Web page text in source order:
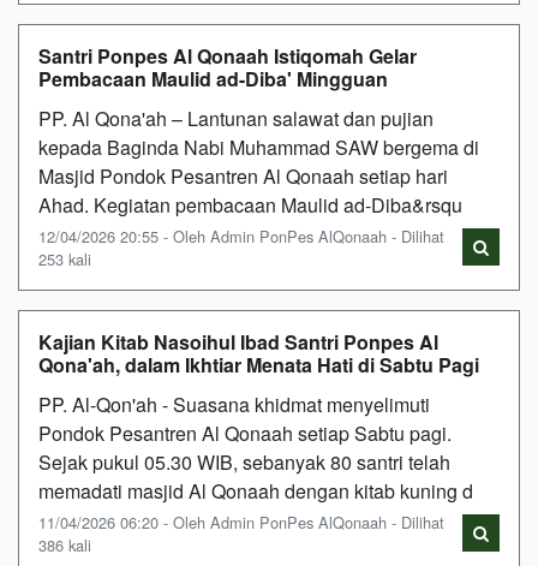
Santri Ponpes Al Qonaah Istiqomah Gelar
Pembacaan Maulid ad-Diba' Mingguan
PP. Al Qona'ah – Lantunan salawat dan pujian
kepada Baginda Nabi Muhammad SAW bergema di
Masjid Pondok Pesantren Al Qonaah setiap hari
Ahad. Kegiatan pembacaan Maulid ad-Diba&rsqu
12/04/2026 20:55 - Oleh Admin PonPes AlQonaah - Dilihat
253 kali
Kajian Kitab Nasoihul Ibad Santri Ponpes Al
Qona'ah, dalam Ikhtiar Menata Hati di Sabtu Pagi
PP. Al-Qon'ah - Suasana khidmat menyelimuti
Pondok Pesantren Al Qonaah setiap Sabtu pagi.
Sejak pukul 05.30 WIB, sebanyak 80 santri telah
memadati masjid Al Qonaah dengan kitab kuning d
11/04/2026 06:20 - Oleh Admin PonPes AlQonaah - Dilihat
386 kali